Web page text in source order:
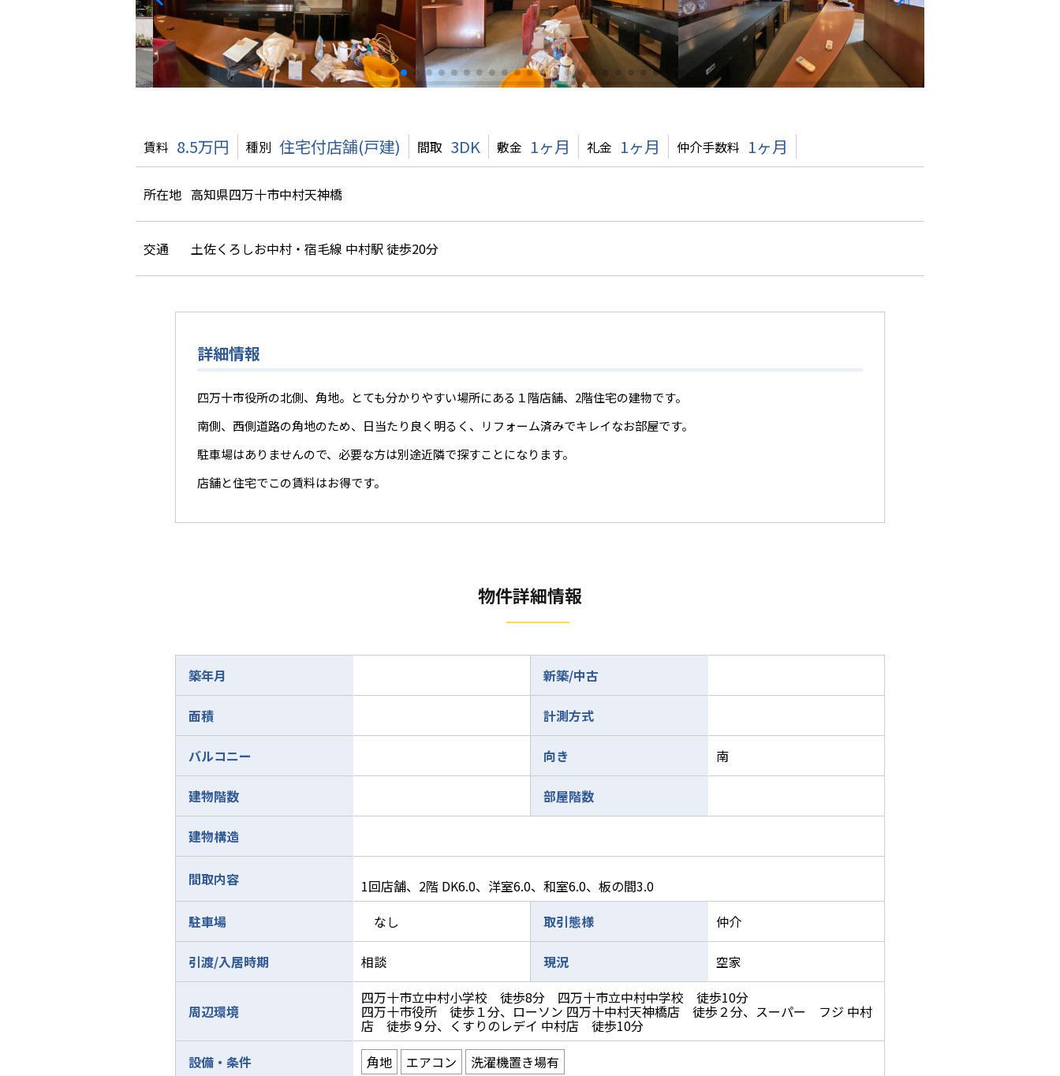
賃料 8.5万円 種別 住宅付店舗(戸建) 間取 3DK 敷金 1ヶ月 礼金 1ヶ月 仲介手数料 1ヶ月
所在地 高知県四万十市中村天神橋
交通 土佐くろしお中村・宿毛線 中村駅 徒歩20分
詳細情報
四万十市役所の北側、角地。とても分かりやすい場所にある１階店舗、2階住宅の建物です。
南側、西側道路の角地のため、日当たり良く明るく、リフォーム済みでキレイなお部屋です。
駐車場はありませんので、必要な方は別途近隣で探すことになります。
店舗と住宅でこの賃料はお得です。
物件詳細情報
築年月 新築/中古
面積 計測方式
バルコニー 向き 南
建物階数 部屋階数
建物構造
間取内容
1回店舗、2階 DK6.0、洋室6.0、和室6.0、板の間3.0
駐車場
なし 取引態様 仲介
引渡/入居時期 相談 現況 空家
周辺環境
四万十市立中村小学校 徒歩8分 四万十市立中村中学校 徒歩10分
四万十市役所 徒歩１分、ローソン 四万十中村天神橋店 徒歩２分、スーパー フジ 中村
店 徒歩９分、くすりのレデイ 中村店 徒歩10分
設備・条件
角地 エアコン 洗濯機置き場有